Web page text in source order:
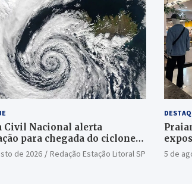
Civil Nacional alerta
para chegada do ciclone
de 2026 Redação Estação Litoral SP 5 de